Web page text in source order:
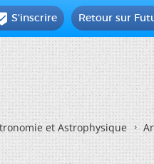
Retour sur
S'inscrire
et Astrophysique